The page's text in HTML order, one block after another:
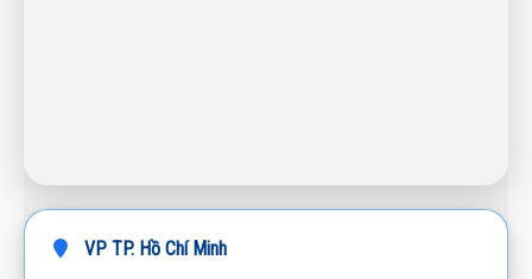
VP TP. Hồ Chí Minh